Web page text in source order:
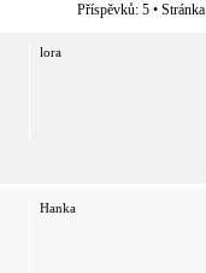
Příspěvků: 5 • Stránka
lora
Hanka